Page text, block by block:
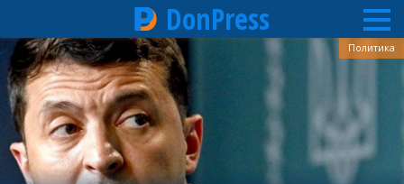
Перейти
основному
содержанию
DonPress
Политика